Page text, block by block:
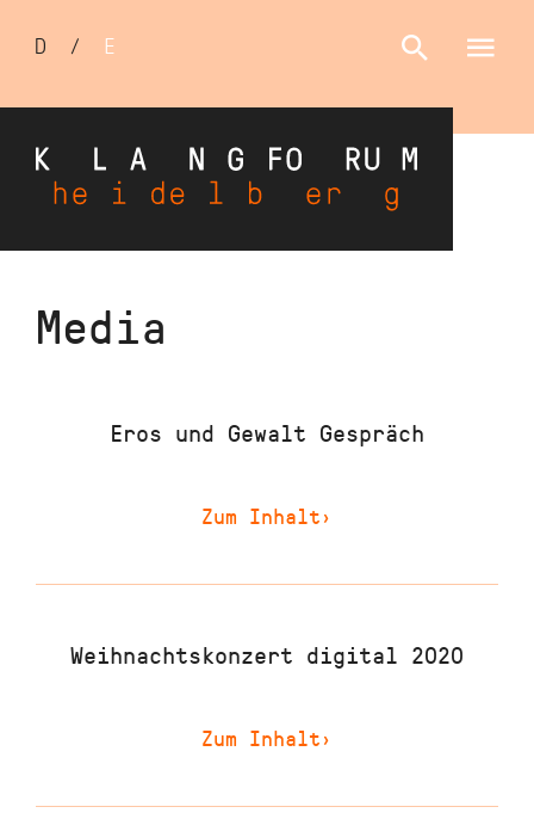
Direkt
Sprachumschalter
D / E
Media
Eros und Gewalt Gespräch
Zum Inhalt›
Weihnachtskonzert digital 2020
Zum Inhalt›